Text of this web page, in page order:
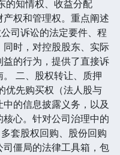
的知情权、收益分配
权和管理权。重点阐述
司诉讼的法定要件、程
时，对控股股东、实际
的行为，提供了直接诉
二、股权转让、质押
优先购买权（法人股与
的信息披露义务，以及
心。针对公司治理中的
套股权回购、股份回购
僵局的法律工具箱，包